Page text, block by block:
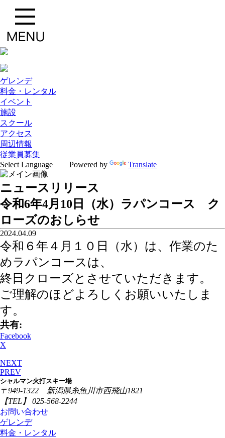
ゲレンデ
料金・レンタル
イベント
施設
スクール
アクセス
周辺情報
従業員募集
Powered by
Translate
ニュースリリース
令和6年4月10日（水）ラパンコース ク
ローズのおしらせ
2024.04.09
令和６年４月１０日（水）は、作業のた
めラパンコースは、
終日クローズとさせていただきます。
ご理解のほどよろしくお願いいたしま
す。
共有:
Facebook
X
NEXT
PREV
シャルマン火打スキー場
〒949-1322 新潟県糸魚川市西飛山1821
【TEL】 025-568-2244
お問い合わせ
ゲレンデ
料金・レンタル